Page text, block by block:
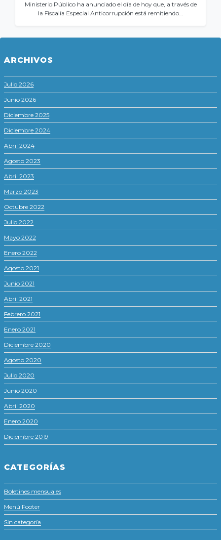
Ministerio Público ha anunciado el día de hoy que, a través de
la Fiscalía Especial Anticorrupción está remitiendo…
ARCHIVOS
Julio 2026
Junio 2026
Diciembre 2025
Diciembre 2024
Abril 2024
Agosto 2023
Abril 2023
Marzo 2023
Octubre 2022
Julio 2022
Mayo 2022
Enero 2022
Agosto 2021
Junio 2021
Abril 2021
Febrero 2021
Enero 2021
Diciembre 2020
Agosto 2020
Julio 2020
Junio 2020
Abril 2020
Enero 2020
Diciembre 2019
CATEGORÍAS
Boletines mensuales
Menú Footer
Sin categoría